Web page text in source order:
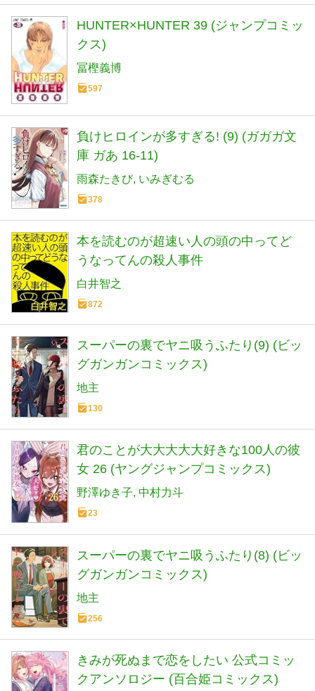
HUNTER×HUNTER 39 (ジャンプコミッ
クス)
冨樫義博
597
負けヒロインが多すぎる! (9) (ガガガ文
庫 ガあ 16-11)
雨森たきび いみぎむる
378
本を読むのが超速い人の頭の中ってど
うなってんの殺人事件
白井智之
872
スーパーの裏でヤニ吸うふたり(9) (ビッ
グガンガンコミックス)
地主
130
君のことが大大大大大好きな100人の彼
女 26 (ヤングジャンプコミックス)
野澤ゆき子 中村力斗
23
スーパーの裏でヤニ吸うふたり(8) (ビッ
グガンガンコミックス)
地主
256
きみが死ぬまで恋をしたい 公式コミッ
クアンソロジー (百合姫コミックス)